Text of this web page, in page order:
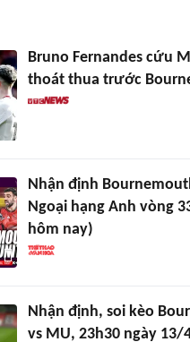
Bruno Fernandes cứu
thoát thua trước
Nhận định
Ngoại hạng Anh vòng
hôm nay)
Nhận định, soi kèo
vs MU, 23h30 ngày 13/